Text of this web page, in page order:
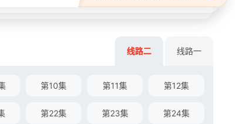
线路二 线路一
第10集 第11集 第12集
第22集 第23集 第24集